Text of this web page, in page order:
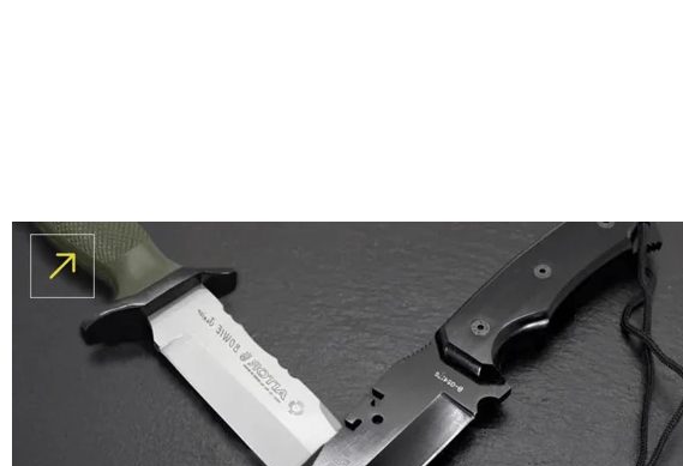
%5